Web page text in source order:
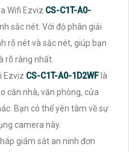
Wifi Ezviz CS-C1T-A0-
sắc nét. Với độ phân giải
rõ nét và sắc nét, giúp bạn
rõ ràng nhất.
Ezviz CS-C1T-A0-1D2WF là
căn nhà, văn phòng, cửa
Bạn có thể yên tâm về sự
camera này.
giám sát an ninh đơn